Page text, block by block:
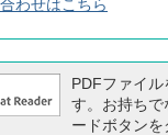
わせはこちら
PDFファイ
す。お持ち
ードボタン